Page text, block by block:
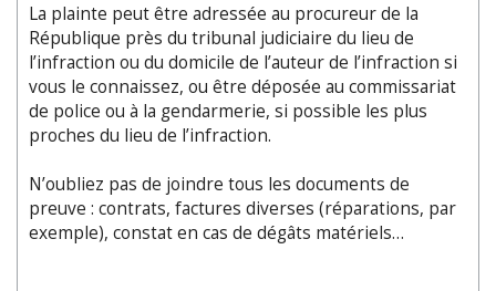
La plainte peut être adressée au procureur de la
République près du tribunal judiciaire du lieu de
l’infraction ou du domi­cile de l’auteur de l’infraction si
vous le connaissez, ou être déposée au commissariat
de police ou à la gendarmerie, si possible les plus
proches du lieu de l’infraction.
N’oubliez pas de joindre tous les documents de
preuve : contrats, factures diverses (répa­rations, par
exemple), constat en cas de dégâts matériels…